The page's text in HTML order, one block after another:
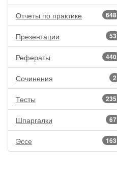
648
Отчеты по практике
53
Презентации
440
Рефераты
2
Сочинения
235
Тесты
67
Шпаргалки
163
Эссе